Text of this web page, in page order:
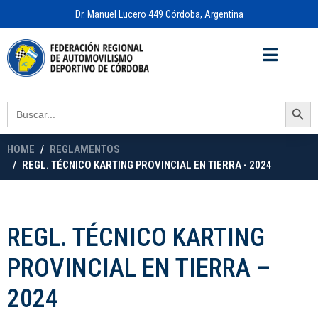
Dr. Manuel Lucero 449 Córdoba, Argentina
Search
for:
Search Button
HOME
REGLAMENTOS
REGL. TÉCNICO KARTING PROVINCIAL EN TIERRA - 2024
REGL. TÉCNICO KARTING
PROVINCIAL EN TIERRA –
2024